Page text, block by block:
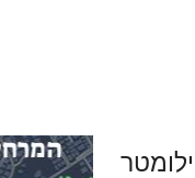
2 קילומטר